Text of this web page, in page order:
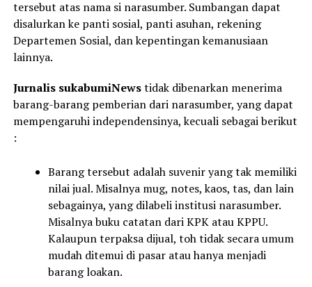
tersebut atas nama si narasumber. Sumbangan dapat
disalurkan ke panti sosial, panti asuhan, rekening
Departemen Sosial, dan kepentingan kemanusiaan
lainnya.
Jurnalis sukabumiNewstidak dibenarkan menerima
barang-barang pemberian dari narasumber, yang dapat
mempengaruhi independensinya, kecuali sebagai berikut
:
Barang tersebut adalah suvenir yang tak memiliki
nilai jual. Misalnya mug, notes, kaos, tas, dan lain
sebagainya, yang dilabeli institusi narasumber.
Misalnya buku catatan dari KPK atau KPPU.
Kalaupun terpaksa dijual, toh tidak secara umum
mudah ditemui di pasar atau hanya menjadi
barang loakan.